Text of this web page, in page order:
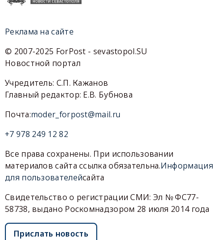
Реклама на сайте
© 2007-2025 ForPost - sevastopol.SU
Новостной портал
Учредитель: С.П. Кажанов
Главный редактор: Е.В. Бубнова
Почта:moder_forpost@mail.ru
+7 978 249 12 82
Все права сохранены. При использовании
материалов сайта ссылка обязательна.Информация
для пользователейсайта
Свидетельство о регистрации СМИ: Эл № ФС77-
58738, выдано Роскомнадзором 28 июля 2014 года
Прислать новость